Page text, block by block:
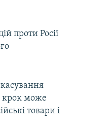
проти Росії
крок може
товари і